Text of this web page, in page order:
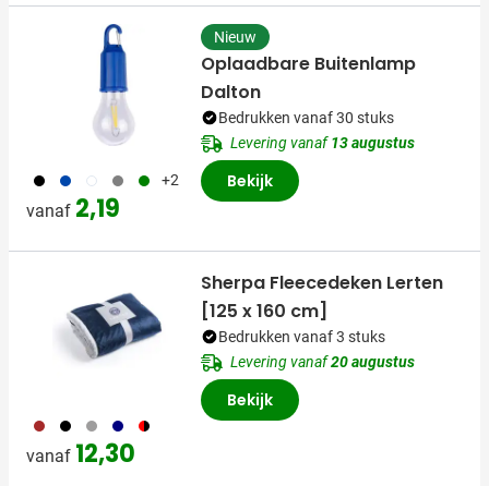
001 023 002 003 004 +2
vanaf 2,19
Nieuw
Oplaadbare Buitenlamp
Dalton
Bedrukken vanaf 30 stuks
Levering vanaf13 augustus
Bekijk
011 001 003 536 008
vanaf 12,30
Sherpa Fleecedeken Lerten
[125 x 160 cm]
Bedrukken vanaf 3 stuks
Levering vanaf20 augustus
Bekijk